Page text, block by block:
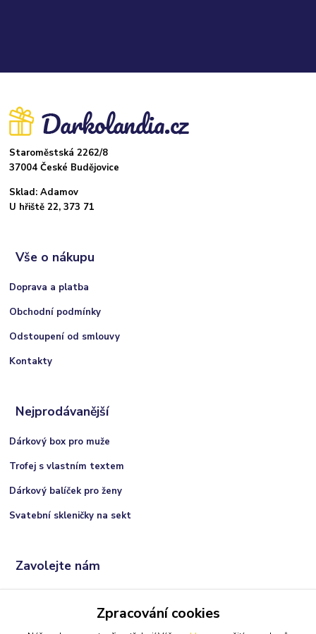
Staroměstská 2262/8
37004 České Budějovice
Sklad: Adamov
U hřiště 22, 373 71
Vše o nákupu
Doprava a platba
Obchodní podmínky
Odstoupení od smlouvy
Kontakty
Nejprodávanější
Dárkový box pro muže
Trofej s vlastním textem
Dárkový balíček pro ženy
Svatební skleničky na sekt
Zavolejte nám
(Po-Ne, 9:00 - 21:00 hod.)Zpracování cookies